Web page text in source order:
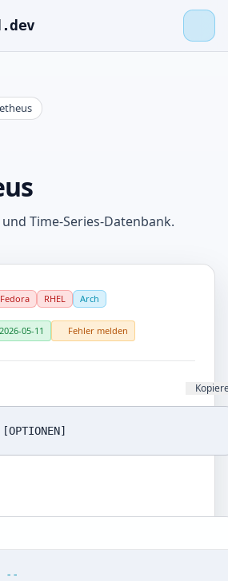
Time-Series-Datenbank.
Fedora RHEL Arch
2026-05-11 Fehler melden
--